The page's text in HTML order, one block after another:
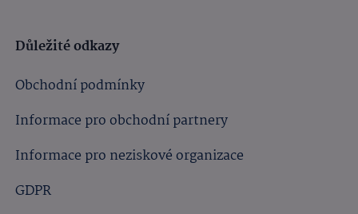
Důležité odkazy
Obchodní podmínky
Informace pro obchodní partnery
Informace pro neziskové organizace
GDPR